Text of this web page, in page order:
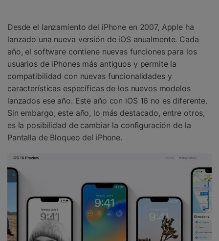
Reparación de Móviles
Protección del Móvil
Encuentra Más Soluciones
Desde el lanzamiento del iPhone en 2007, Apple ha
lanzado una nueva versión de iOS anualmente. Cada
año, el software contiene nuevas funciones para los
usuarios de iPhones más antiguos y permite la
compatibilidad con nuevas funcionalidades y
características específicas de los nuevos modelos
lanzados ese año. Este año con iOS 16 no es diferente.
Sin embargo, este año, lo más destacado, entre otros,
es la posibilidad de cambiar la configuración de la
Pantalla de Bloqueo del iPhone.